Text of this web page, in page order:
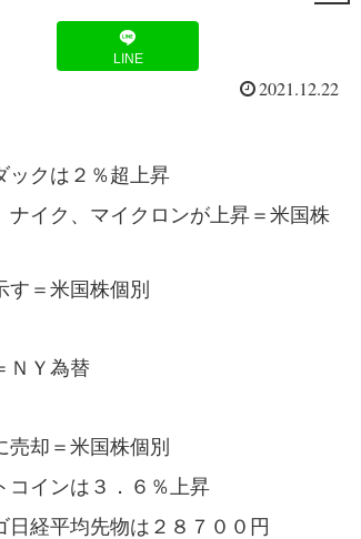
LINE
2021.12.22
クは２％超上昇
イク、マイクロンが上昇＝米国株
＝米国株個別
ＮＹ為替
却＝米国株個別
インは３．６％上昇
経平均先物は２８７００円